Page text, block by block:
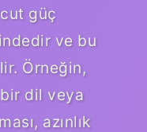
güç
ve bu
Örneğin,
dil veya
azınlık